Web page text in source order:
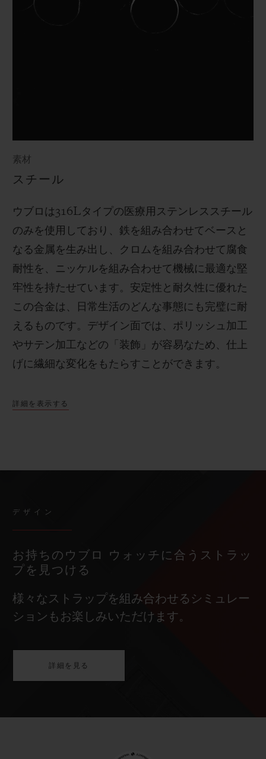
素材
スチール
ウブロは316L タイプの医療用ステンレススチール
のみを使用しており、鉄を組み合わせてベースと
なる金属を生み出し、クロムを組み合わせて腐食
耐性を、ニッケルを組み合わせて機械に最適な堅
牢性を持たせています。安定性と耐久性に優れた
この合金は、日常生活のどんな事態にも完璧に耐
えるものです。 デザイン面では、ポリッシュ加工
やサテン加工などの「装飾」が容易なため、仕上
げに繊細な変化をもたらすことができます。
詳細を表示する
デザイン
お持ちのウブロ ウォッチに合うストラッ
プを見つける
様々なストラップを組み合わせるシミュレー
ションもお楽しみいただけます。
詳細を見る